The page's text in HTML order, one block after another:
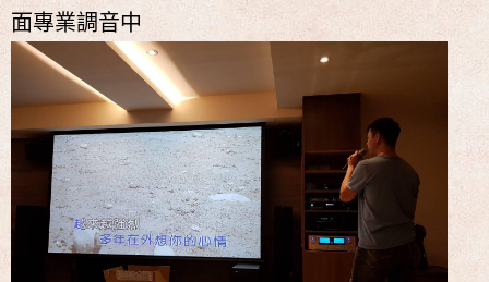
面專業調音中